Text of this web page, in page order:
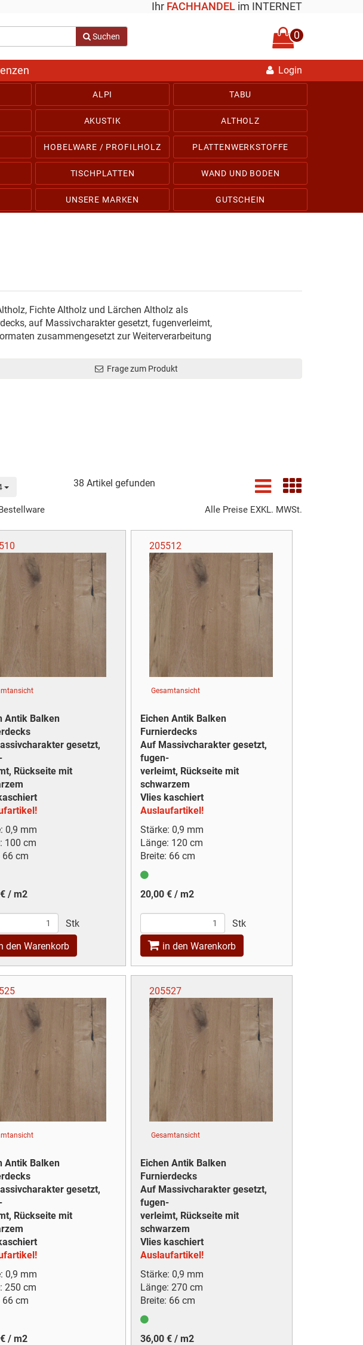
Ihr FACHHANDEL im INTERNET
Suchen 0
Login
ALPI TABU
AKUSTIK ALTHOLZ
HOBELWARE / PROFILHOLZ PLATTENWERKSTOFFE
TISCHPLATTEN WAND UND BODEN
UNSERE MARKEN GUTSCHEIN
Fichte Altholz und Lärchen Altholz als
auf Massivcharakter gesetzt, fugenverleimt,
zusammengesetzt zur Weiterverarbeitung
Frage zum Produkt
Anzeige 38Artikel gefunden
Alle Preise EXKL. MWSt.
Antik Balken
gesetzt,
Rückseite mit
0,9 mm
100 cm
66 cm
/ m2
Stk
den Warenkorb
205512
Gesamtansicht
Eichen Antik Balken
Furnierdecks
Auf Massivcharakter gesetzt,
fugen-
verleimt, Rückseite mit
schwarzem
Vlies kaschiert
Auslaufartikel!
Stärke: 0,9 mm
Länge: 120 cm
Breite: 66 cm
20,00 € / m2
Stk
in den Warenkorb
Antik Balken
gesetzt,
Rückseite mit
0,9 mm
250 cm
66 cm
/ m2
205527
Gesamtansicht
Eichen Antik Balken
Furnierdecks
Auf Massivcharakter gesetzt,
fugen-
verleimt, Rückseite mit
schwarzem
Vlies kaschiert
Auslaufartikel!
Stärke: 0,9 mm
Länge: 270 cm
Breite: 66 cm
36,00 € / m2